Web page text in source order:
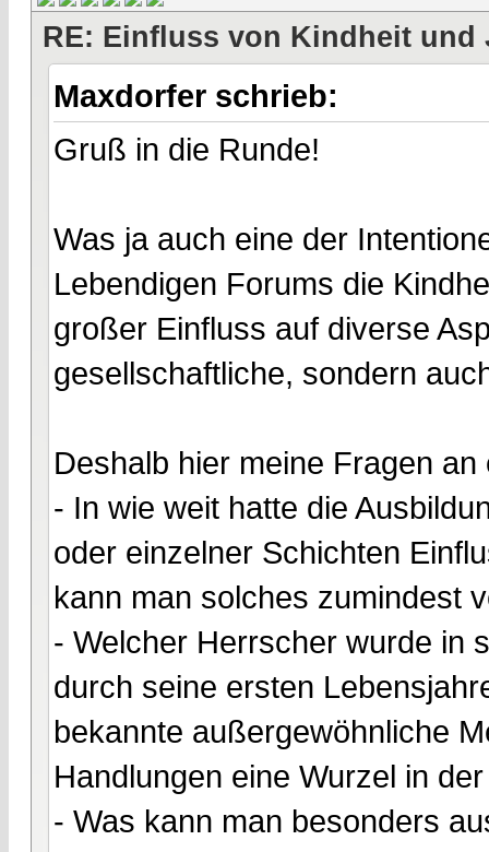
RE: Einfluss von Kindheit
Maxdorfer schrieb:
Gruß in die Runde!
Was ja auch eine der
Lebendigen Forums die
großer Einfluss auf diverse
gesellschaftliche, sondern
Deshalb hier meine Fragen
- In wie weit hatte die
oder einzelner Schichten
kann man solches zumindest
- Welcher Herrscher wurde in
durch seine ersten
bekannte außergewöhnliche
Handlungen eine Wurzel in
- Was kann man besonders